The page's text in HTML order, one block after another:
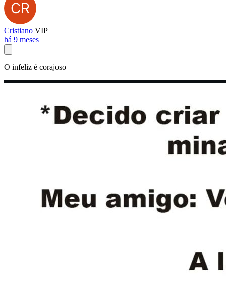
Cristiano VIP
há 9 meses
O infeliz é corajoso